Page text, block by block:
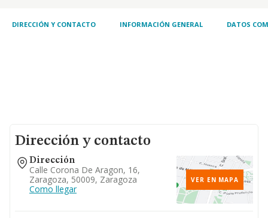
DIRECCIÓN Y CONTACTO INFORMACIÓN GENERAL DATOS
Dirección y contacto
Dirección
Calle Corona De Aragon, 16,
Zaragoza, 50009, Zaragoza
Como llegar
VER EN MAPA